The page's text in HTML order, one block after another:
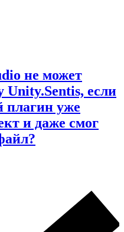
не может
Unity.Sentis, если
плагин уже
и даже смог